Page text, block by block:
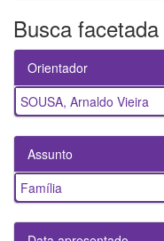
Busca facetada
Orientador
SOUSA, Arnaldo Vieira
Assunto
Família